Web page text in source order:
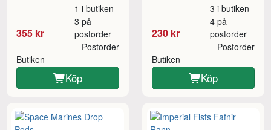
355 kr
1 i butiken
3 på
postorder
Butiken
Postorder
Köp
230 kr
3 i butiken
4 på
postorder
Butiken
Postorder
Köp